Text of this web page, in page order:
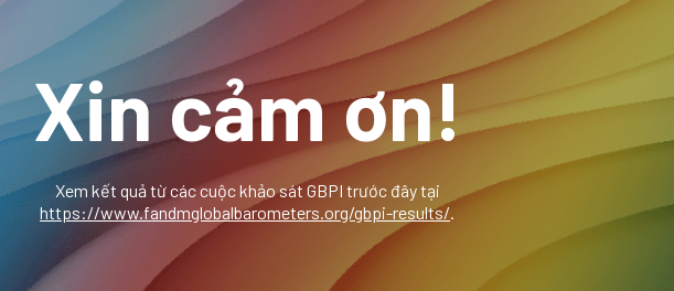
Xin cảm ơn!
Xem kết quả từ các cuộc khảo sát GBPI trước đây tại
https://www.fandmglobalbarometers.org/gbpi-results/.